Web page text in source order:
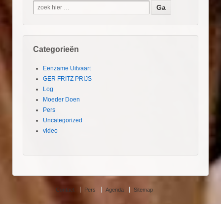
Categorieën
Eenzame Uitvaart
GER FRITZ PRIJS
Log
Moeder Doen
Pers
Uncategorized
video
Contact Pers Agenda Sitemap